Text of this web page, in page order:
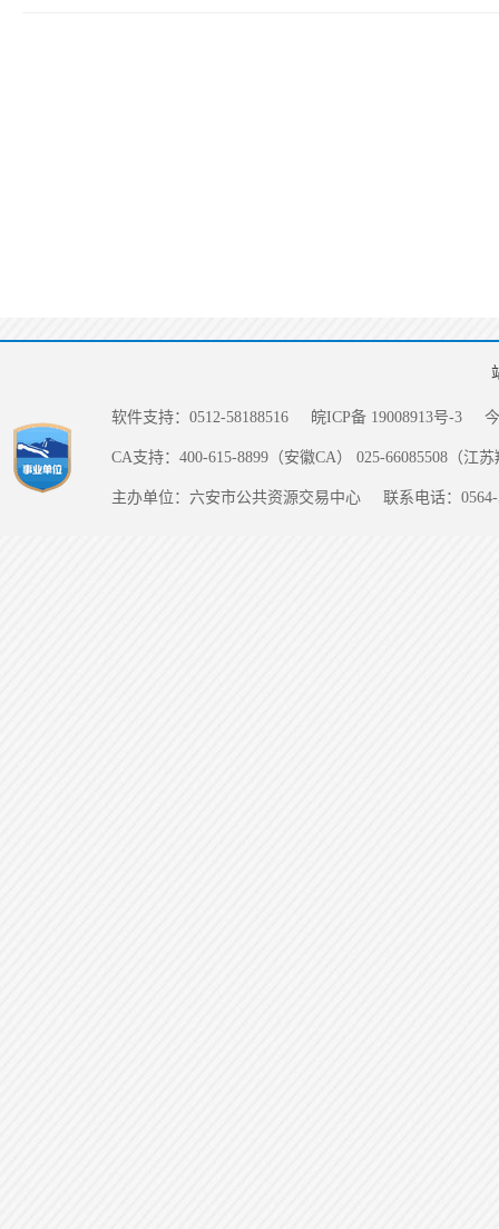
软件支持：0512-58188516 皖ICP备 19008913号-3
CA支持：400-615-8899（安徽CA） 025-66085508（江
主办单位：六安市公共资源交易中心 联系电话：0564-